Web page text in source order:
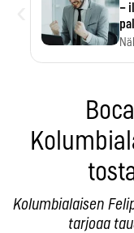
–
Kolumbialaisen
tarjoaa